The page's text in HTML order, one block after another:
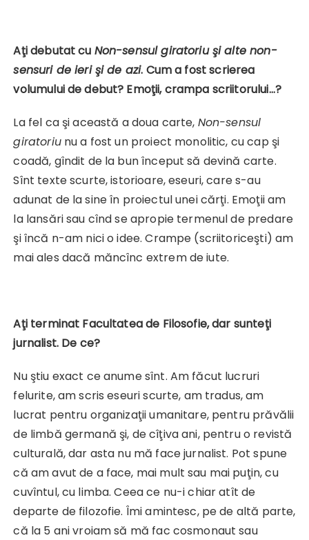
Aţi debutat cu Non-sensul giratoriu şi alte non-
sensuri de ieri şi de azi. Cum a fost scrierea
volumului de debut? Emoţii, crampa scriitorului…?
La fel ca şi această a doua carte, Non-sensul
giratoriunu a fost un proiect monolitic, cu cap şi
coadă, gîndit de la bun început să devină carte.
Sînt texte scurte, istorioare, eseuri, care s-au
adunat de la sine în proiectul unei cărţi. Emoţii am
la lansări sau cînd se apropie termenul de predare
şi încă n-am nici o idee. Crampe (scriitoriceşti) am
mai ales dacă măncînc extrem de iute.
Aţi terminat Facultatea de Filosofie, dar sunteţi
jurnalist. De ce?
Nu ştiu exact ce anume sînt. Am făcut lucruri
felurite, am scris eseuri scurte, am tradus, am
lucrat pentru organizaţii umanitare, pentru prăvălii
de limbă germană şi, de cîţiva ani, pentru o revistă
culturală, dar asta nu mă face jurnalist. Pot spune
că am avut de a face, mai mult sau mai puţin, cu
cuvîntul, cu limba. Ceea ce nu-i chiar atît de
departe de filozofie. Îmi amintesc, pe de altă parte,
că la 5 ani vroiam să mă fac cosmonaut sau